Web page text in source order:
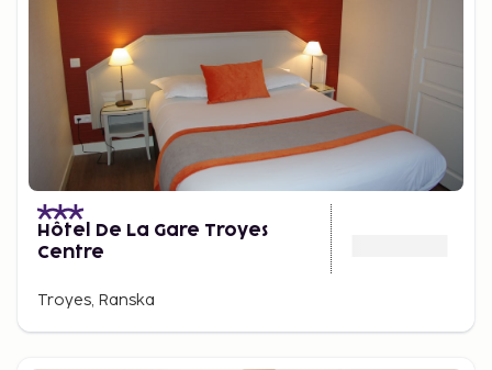
Hôtel De La Gare Troyes
Centre
Troyes, Ranska